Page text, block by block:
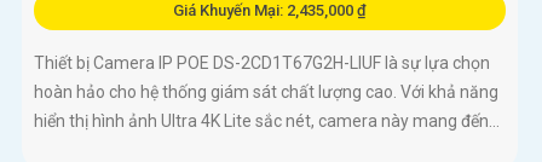
Giá Khuyến Mại: 2,435,000 ₫
Thiết bị Camera IP POE DS-2CD1T67G2H-LIUF là sự lựa chọn
hoàn hảo cho hệ thống giám sát chất lượng cao. Với khả năng
hiển thị hình ảnh Ultra 4K Lite sắc nét, camera này mang đến...